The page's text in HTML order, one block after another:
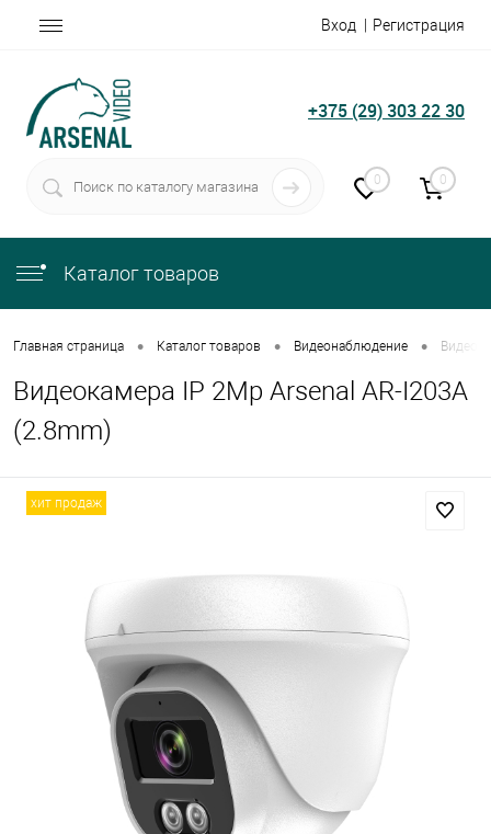
Вход Регистрация
+375 (29) 303 22 30
0 0
Каталог товаров
Главная страница • Каталог товаров • Видеонаблюдение •
Видеокамера IP 2Mp Arsenal AR-I203A
(2.8mm)
хит продаж